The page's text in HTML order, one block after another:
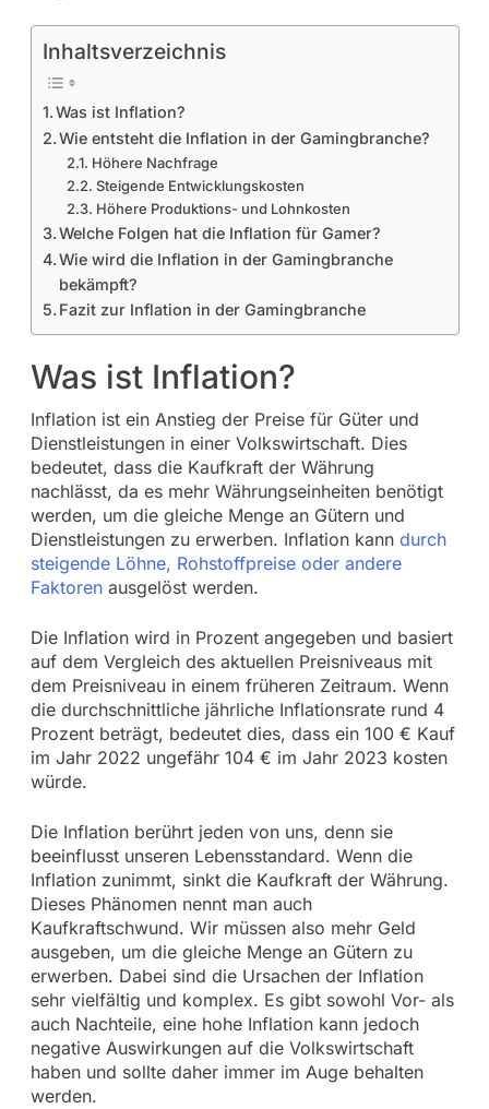
Inhaltsverzeichnis
Was ist Inflation?
Wie entsteht die Inflation in der Gamingbranche?
Höhere Nachfrage
Steigende Entwicklungskosten
Höhere Produktions- und Lohnkosten
Welche Folgen hat die Inflation für Gamer?
Wie wird die Inflation in der Gamingbranche
bekämpft?
Fazit zur Inflation in der Gamingbranche
Was ist Inflation?
Inflation ist ein Anstieg der Preise für Güter und
Dienstleistungen in einer Volkswirtschaft. Dies
bedeutet, dass die Kaufkraft der Währung
nachlässt, da es mehr Währungseinheiten benötigt
werden, um die gleiche Menge an Gütern und
Dienstleistungen zu erwerben. Inflation kann durch
steigende Löhne, Rohstoffpreise oder andere
Faktorenausgelöst werden.
Die Inflation wird in Prozent angegeben und basiert
auf dem Vergleich des aktuellen Preisniveaus mit
dem Preisniveau in einem früheren Zeitraum. Wenn
die durchschnittliche jährliche Inflationsrate rund 4
Prozent beträgt, bedeutet dies, dass ein 100 € Kauf
im Jahr 2022 ungefähr 104 € im Jahr 2023 kosten
würde.
Die Inflation berührt jeden von uns, denn sie
beeinflusst unseren Lebensstandard. Wenn die
Inflation zunimmt, sinkt die Kaufkraft der Währung.
Dieses Phänomen nennt man auch
Kaufkraftschwund. Wir müssen also mehr Geld
ausgeben, um die gleiche Menge an Gütern zu
erwerben. Dabei sind die Ursachen der Inflation
sehr vielfältig und komplex. Es gibt sowohl Vor- als
auch Nachteile, eine hohe Inflation kann jedoch
negative Auswirkungen auf die Volkswirtschaft
haben und sollte daher immer im Auge behalten
werden.